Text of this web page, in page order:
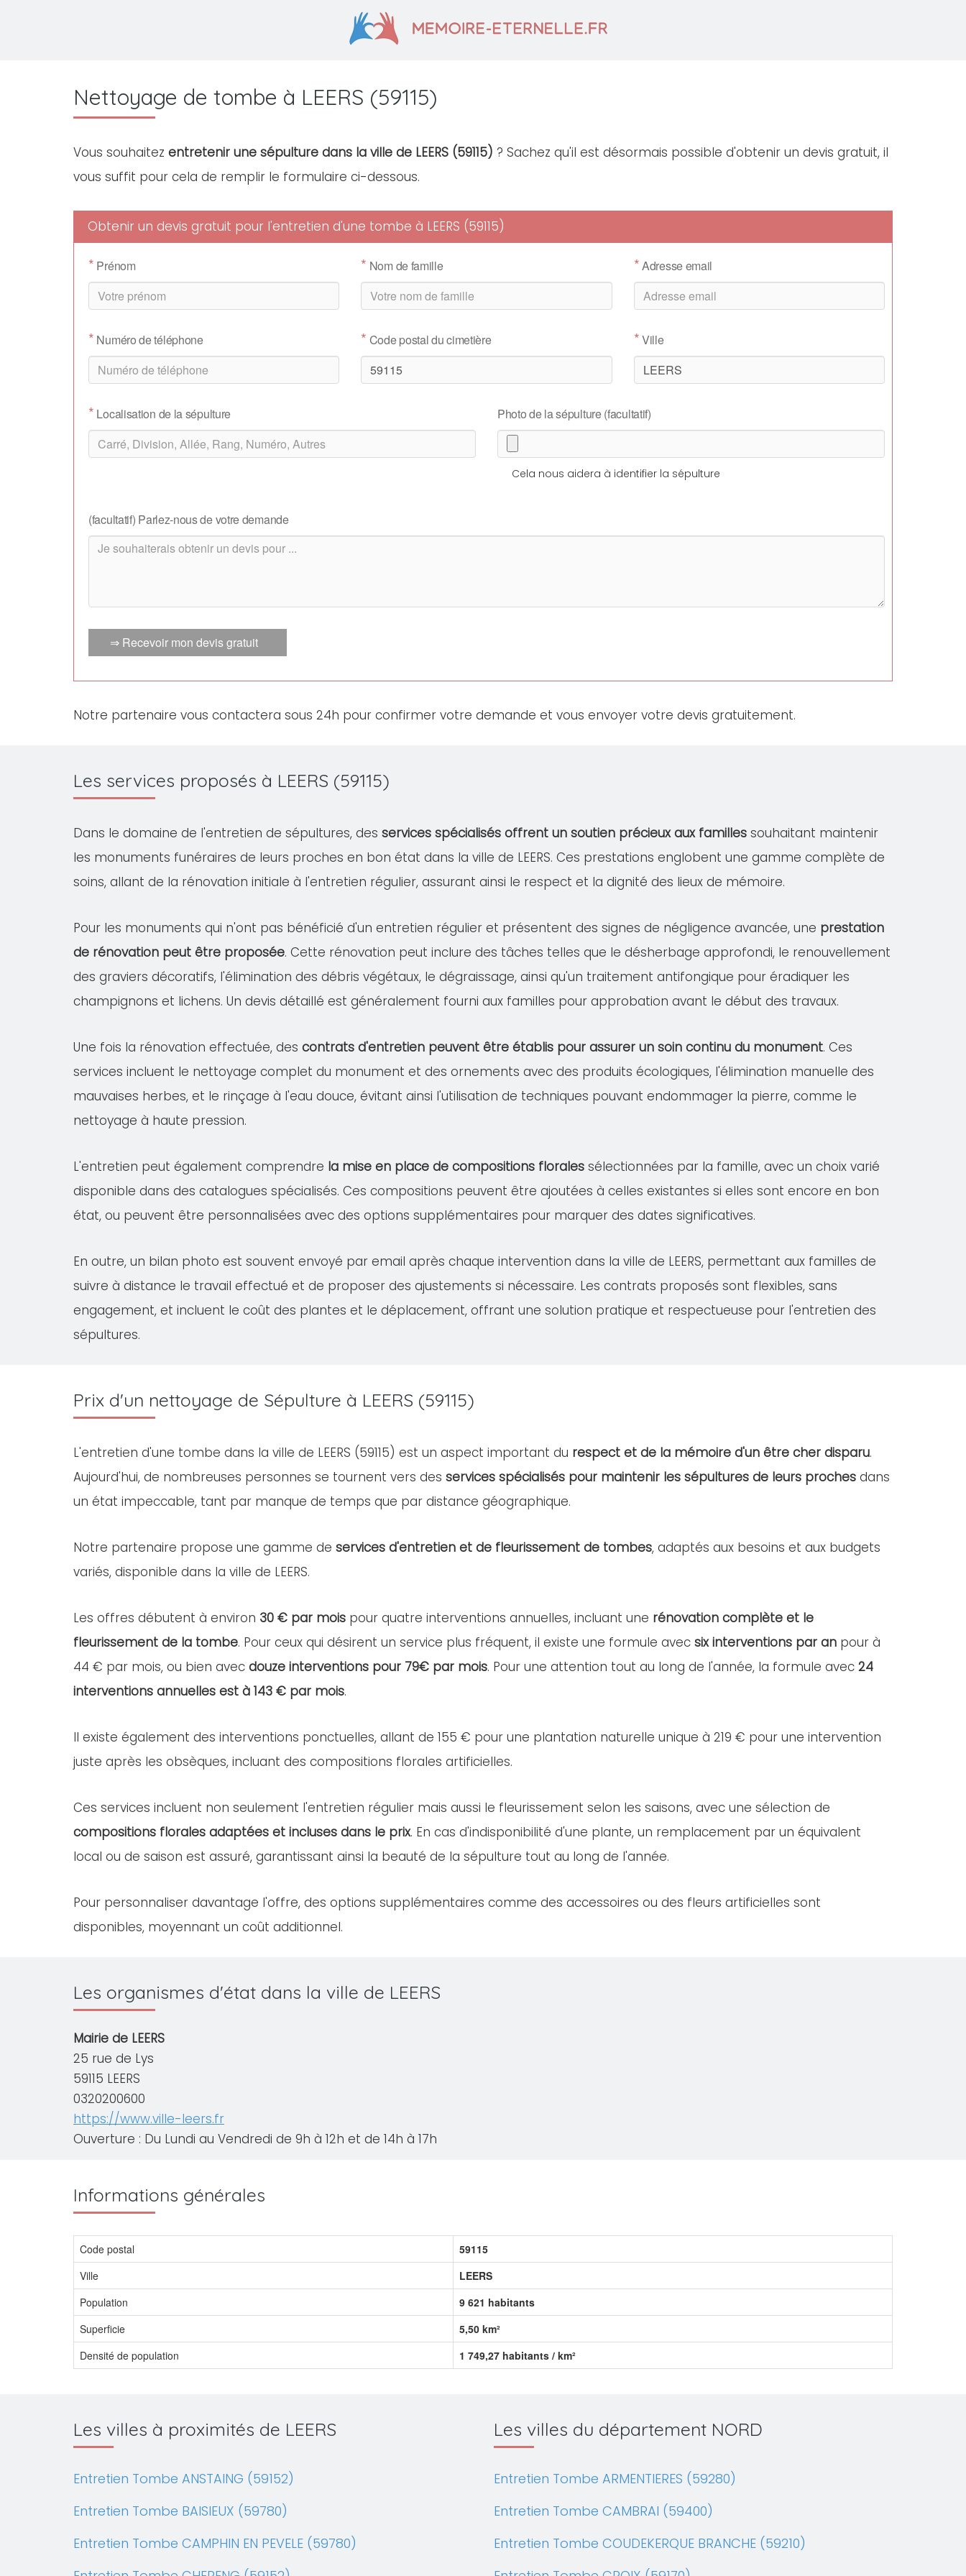
Nettoyage de tombe à LEERS (59115)
Vous souhaitez entretenir une sépulture dans la ville de LEERS (59115) ? Sachez qu'il est désormais possible d'obtenir un devis gratuit, il
vous suffit pour cela de remplir le formulaire ci-dessous.
Obtenir un devis gratuit pour l'entretien d'une tombe à LEERS (59115)
* Prénom * Nom de famille *Adresse email
* Numéro de téléphone * Code postal du cimetière *Ville
* Localisation de la sépulture Photo de la sépulture (facultatif)
Cela nous aidera à identifier la sépulture
(facultatif) Parlez-nous de votre demande
⇒ Recevoir mon devis gratuit
Notre partenaire vous contactera sous 24h pour confirmer votre demande et vous envoyer votre devis gratuitement.
Les services proposés à LEERS (59115)
Dans le domaine de l'entretien de sépultures, des services spécialisés offrent un soutien précieux aux familles souhaitant maintenir
les monuments funéraires de leurs proches en bon état dans la ville de LEERS. Ces prestations englobent une gamme complète de
soins, allant de la rénovation initiale à l'entretien régulier, assurant ainsi le respect et la dignité des lieux de mémoire.
Pour les monuments qui n'ont pas bénéficié d'un entretien régulier et présentent des signes de négligence avancée, une prestation
de rénovation peut être proposée. Cette rénovation peut inclure des tâches telles que le désherbage approfondi, le renouvellement
des graviers décoratifs, l'élimination des débris végétaux, le dégraissage, ainsi qu'un traitement antifongique pour éradiquer les
champignons et lichens. Un devis détaillé est généralement fourni aux familles pour approbation avant le début des travaux.
Une fois la rénovation effectuée, des contrats d'entretien peuvent être établis pour assurer un soin continu du monument. Ces
services incluent le nettoyage complet du monument et des ornements avec des produits écologiques, l'élimination manuelle des
mauvaises herbes, et le rinçage à l'eau douce, évitant ainsi l'utilisation de techniques pouvant endommager la pierre, comme le
nettoyage à haute pression.
L'entretien peut également comprendre la mise en place de compositions florales sélectionnées par la famille, avec un choix varié
disponible dans des catalogues spécialisés. Ces compositions peuvent être ajoutées à celles existantes si elles sont encore en bon
état, ou peuvent être personnalisées avec des options supplémentaires pour marquer des dates significatives.
En outre, un bilan photo est souvent envoyé par email après chaque intervention dans la ville de LEERS, permettant aux familles de
suivre à distance le travail effectué et de proposer des ajustements si nécessaire. Les contrats proposés sont flexibles, sans
engagement, et incluent le coût des plantes et le déplacement, offrant une solution pratique et respectueuse pour l'entretien des
sépultures.
Prix d'un nettoyage de Sépulture à LEERS (59115)
L'entretien d'une tombe dans la ville de LEERS (59115) est un aspect important du respect et de la mémoire d'un être cher disparu.
Aujourd'hui, de nombreuses personnes se tournent vers des services spécialisés pour maintenir les sépultures de leurs proches dans
un état impeccable, tant par manque de temps que par distance géographique.
Notre partenaire propose une gamme de services d'entretien et de fleurissement de tombes, adaptés aux besoins et aux budgets
variés, disponible dans la ville de LEERS.
Les offres débutent à environ 30 € par mois pour quatre interventions annuelles, incluant une rénovation complète et le
fleurissement de la tombe. Pour ceux qui désirent un service plus fréquent, il existe une formule avec six interventions par an pour à
44 € par mois, ou bien avec douze interventions pour 79€ par mois. Pour une attention tout au long de l'année, la formule avec 24
interventions annuelles est à 143 € par mois.
Il existe également des interventions ponctuelles, allant de 155 € pour une plantation naturelle unique à 219 € pour une intervention
juste après les obsèques, incluant des compositions florales artificielles.
Ces services incluent non seulement l'entretien régulier mais aussi le fleurissement selon les saisons, avec une sélection de
compositions florales adaptées et incluses dans le prix. En cas d'indisponibilité d'une plante, un remplacement par un équivalent
local ou de saison est assuré, garantissant ainsi la beauté de la sépulture tout au long de l'année.
Pour personnaliser davantage l'offre, des options supplémentaires comme des accessoires ou des fleurs artificielles sont
disponibles, moyennant un coût additionnel.
Les organismes d'état dans la ville de LEERS
Mairie de LEERS
25 rue de Lys
59115 LEERS
0320200600
https://www.ville-leers.fr
Ouverture : Du Lundi au Vendredi de 9h à 12h et de 14h à 17h
Informations générales
Code postal
59115
Ville
LEERS
Population
9 621 habitants
Superficie
5,50 km²
Densité de population
1 749,27 habitants / km²
Les villes à proximités de LEERS
Entretien Tombe ANSTAING (59152)
Entretien Tombe BAISIEUX (59780)
Entretien Tombe CAMPHIN EN PEVELE (59780)
Les villes du département NORD
Entretien Tombe ARMENTIERES (59280)
Entretien Tombe CAMBRAI (59400)
Entretien Tombe COUDEKERQUE BRANCHE (59210)